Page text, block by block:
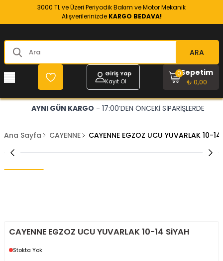
3000 TL ve Üzeri Periyodik Bakım ve Motor Mekanik
Alışverilerinizde KARGO BEDAVA!
ARA
Giriş Yap
Kayıt Ol
Sepetim
₺ 0,00
0
AYNI GÜN KARGO - 17:00’DEN ÖNCEKİ SİPARİŞLERDE
Ana Sayfa CAYENNE CAYENNE EGZOZ UCU YUVARLAK 10-14
CAYENNE EGZOZ UCU YUVARLAK 10-14 SiYAH
Stokta Yok